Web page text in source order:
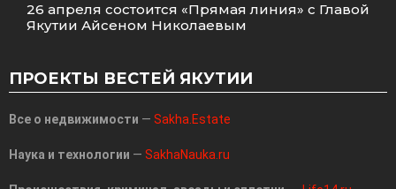
26 апреля состоится «Прямая линия» с Главой
Якутии Айсеном Николаевым
ПРОЕКТЫ ВЕСТЕЙ ЯКУТИИ
Все о недвижимости — Sakha.Estate
Наука и технологии — SakhaNauka.ru